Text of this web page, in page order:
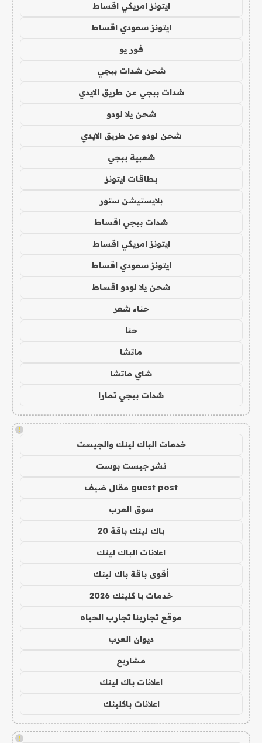
ايتونز امريكي اقساط
ايتونز سعودي اقساط
فور يو
شحن شدات ببجي
شدات ببجي عن طريق الايدي
شحن يلا لودو
شحن لودو عن طريق الايدي
شعبية ببجي
بطاقات ايتونز
بلايستيشن ستور
شدات ببجي اقساط
ايتونز امريكي اقساط
ايتونز سعودي اقساط
شحن يلا لودو اقساط
حناء شعر
حنا
ماتشا
شاي ماتشا
شدات ببجي تمارا
!
خدمات الباك لينك والجيست
نشر جيست بوست
guest post مقال ضيف
سوق العرب
باك لينك باقة 20
اعلانات الباك لينك
أقوى باقة باك لينك
خدمات با كلينك 2026
موقع تجاربنا تجارب الحياه
ديوان العرب
مشاريع
اعلانات باك لينك
اعلانات باكلينك
!